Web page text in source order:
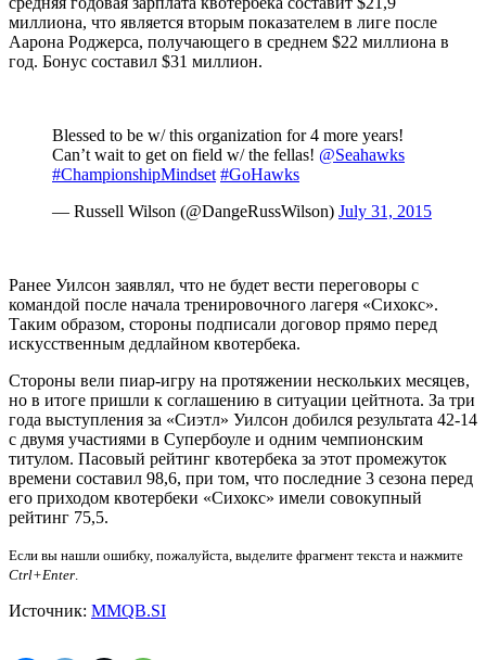
миллиона, что является вторым показателем в лиге после
Аарона Роджерса, получающего в среднем $22 миллиона в
год. Бонус составил $31 миллион.
Blessed to be w/ this organization for 4 more years!
Can’t wait to get on field w/ the fellas! @Seahawks
#ChampionshipMindset #GoHawks
— Russell Wilson (@DangeRussWilson) July 31, 2015
Ранее Уилсон заявлял, что не будет вести переговоры с
командой после начала тренировочного лагеря «Сихокс».
Таким образом, стороны подписали договор прямо перед
искусственным дедлайном квотербека.
Стороны вели пиар-игру на протяжении нескольких месяцев,
но в итоге пришли к соглашению в ситуации цейтнота. За три
года выступления за «Сиэтл» Уилсон добился результата 42-14
с двумя участиями в Супербоуле и одним чемпионским
титулом. Пасовый рейтинг квотербека за этот промежуток
времени составил 98,6, при том, что последние 3 сезона перед
его приходом квотербеки «Сихокс» имели совокупный
рейтинг 75,5.
Если вы нашли ошибку, пожалуйста, выделите фрагмент текста и нажмите
Ctrl+Enter.
Источник: MMQB.SI